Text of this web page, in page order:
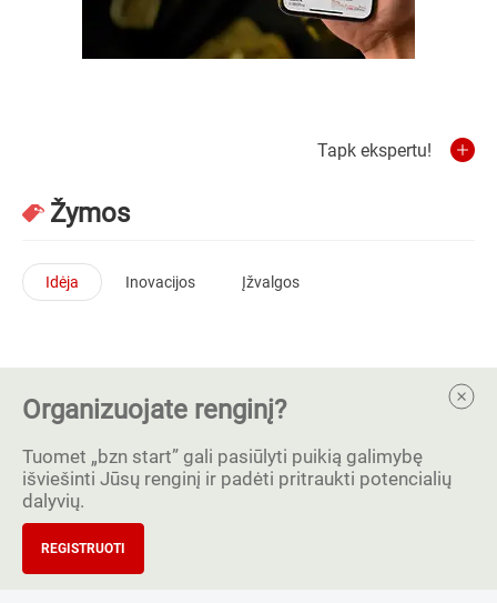
Tapk ekspertu!
Žymos
Idėja Inovacijos Įžvalgos
Organizuojate renginį?
Tuomet „bzn start” gali pasiūlyti puikią galimybę
išviešinti Jūsų renginį ir padėti pritraukti potencialių
dalyvių.
REGISTRUOTI